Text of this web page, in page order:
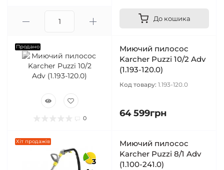
До кошика
Продано
0
Миючий пилосос
Karcher Puzzi 10/2 Adv
(1.193-120.0)
Код товару: 1.193-120.0
64 599грн
Хіт продажів
3
Миючий пилосос
Karcher Puzzi 8/1 Adv
(1.100-241.0)